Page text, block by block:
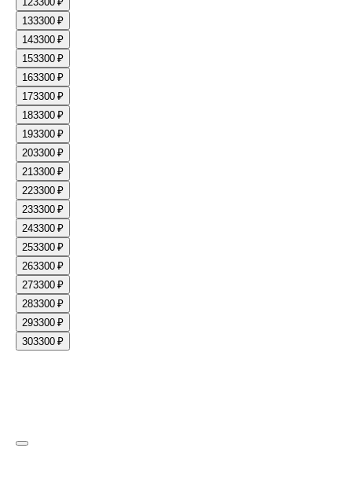
133300 ₽
143300 ₽
153300 ₽
163300 ₽
173300 ₽
183300 ₽
193300 ₽
203300 ₽
213300 ₽
223300 ₽
233300 ₽
243300 ₽
253300 ₽
263300 ₽
273300 ₽
283300 ₽
293300 ₽
303300 ₽